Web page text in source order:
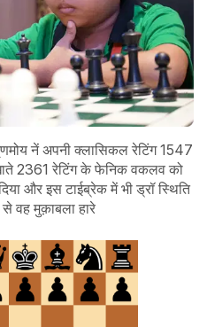
नें अपनी क्लासिकल रेटिंग 1547
2361 रेटिंग के फेनिक वकलव को
और इस टाईब्रेक में भी ड्रॉ स्थिति
वह मुक़ाबला हारे